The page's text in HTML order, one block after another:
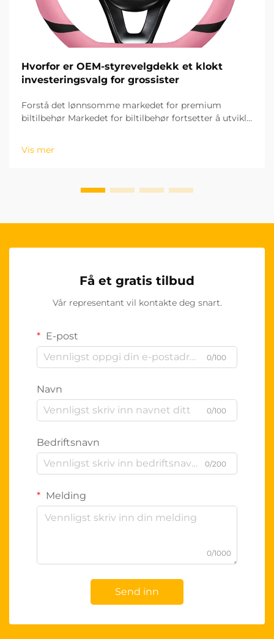
Hvorfor er OEM-styrevelgdekk et klokt
investeringsvalg for grossister
Forstå det lønnsomme markedet for premium
biltilbehør Markedet for biltilbehør fortsetter å utvikle
spesielt lønnsomt produktsegment for grossister.
Disse høykvalitetsproduktene...
Vis mer
Få et gratis tilbud
Vår representant vil kontakte deg snart.
E-post
0/100
Navn
0/100
Bedriftsnavn
0/200
Melding
0/1000
Send inn